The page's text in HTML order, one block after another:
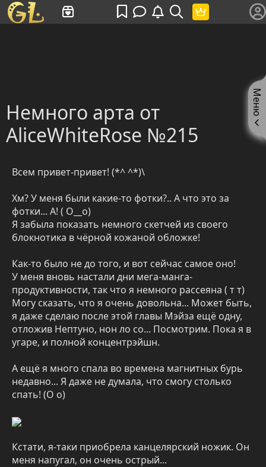
Немного арта от
AliceWhiteRose №215
Всем привет-привет! (*^ ^*)\
Хм? У меня были какие-то фотки?.. А что это за
фотки... А! ( О__о)
Я забыла показать немного скетчей из своего
блокнотика в чёрной кожаной обложке!
Как-то было не до того, и вот сейчас самое оно!
У меня вновь настали дни мега-манга-
продуктивности, так что я немного рассеяна ( т т)
Могу сказать, что я очень довольна... Может быть,
я даже сделаю после этой главы Мэйза ещё одну,
отложив Нептуно, нон ло со... Посмотрим. Пока я в
угаре, и полной концентрэйшн.
А ещё я много спала во времена магнитных бурь
недавно... Я даже не думала, что смогу столько
спать! (О о)
Кстати, я-таки приобрела канцелярский ножик. Он
меня напугал, он очень острый...
Меню